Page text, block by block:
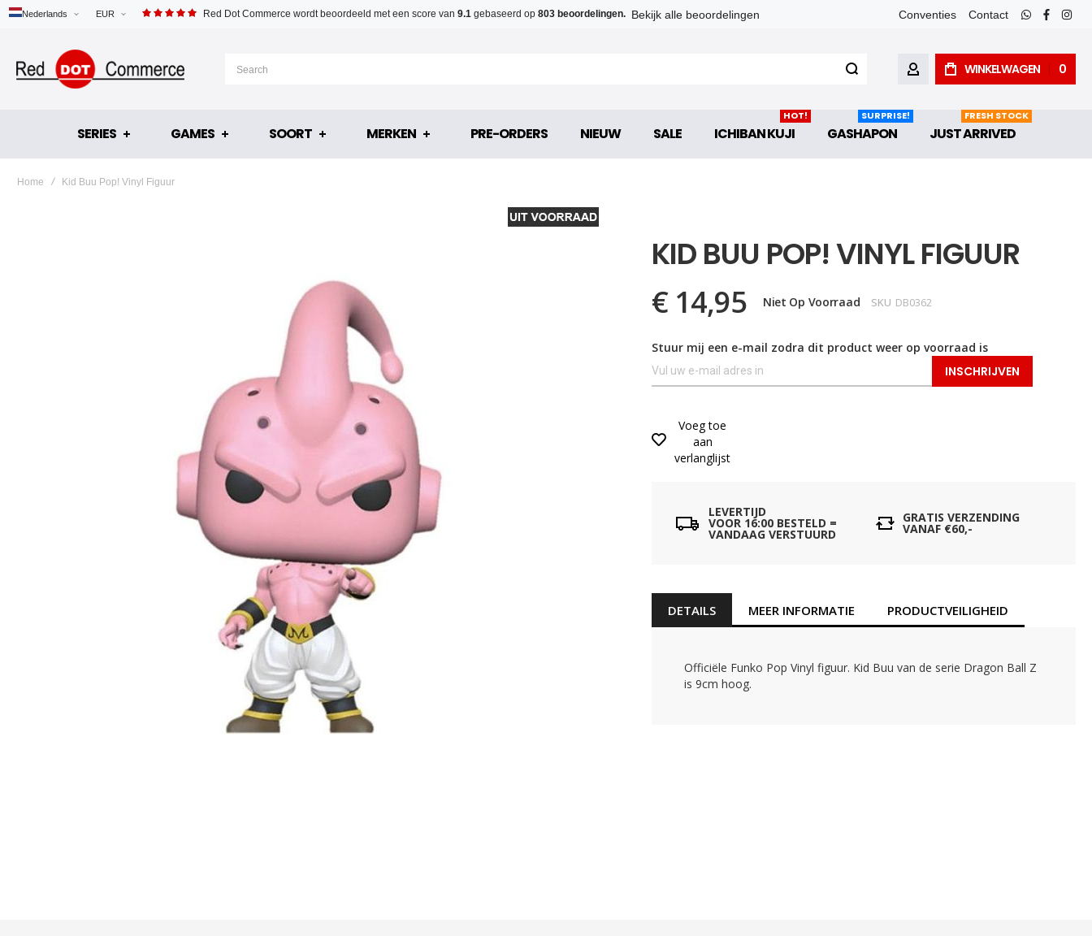
EUR
Nederlands Red Dot Commerce wordt beoordeeld met een score van 9.1 gebaseerd op 803 beoordelingen. Bekijk alle beoordelingen Conventies Contact
whatsapp
facebook
ACCOUNTWINKELWAGEN 0
SERIES GAMES SOORT MERKEN PRE-ORDERS NIEUW SALE ICHIBAN KUJI
HOT!
GASHAPON
SURPRISE!
JUST ARRIVED
FRESH STOCK
Home Kid Buu Pop! Vinyl Figuur
KID BUU POP! VINYL FIGUUR
€ 14,95 Niet Op Voorraad SKU DB0362
Stuur mij een e-mail zodra dit product weer op voorraad is
INSCHRIJVEN
Voeg toe
aan
verlanglijst
LEVERTIJD
VOOR 16:00 BESTELD =
VANDAAG VERSTUURD
GRATIS VERZENDING
VANAF €60,-
DETAILS
Officiële Funko Pop Vinyl figuur. Kid Buu van de serie Dragon Ball Z
is 9cm hoog.
MEER INFORMATIE PRODUCTVEILIGHEID